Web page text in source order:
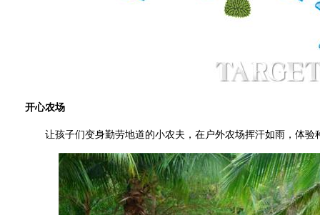
开心农场
让孩子们变身勤劳地道的小农夫，在户外农场挥汗如雨，体验